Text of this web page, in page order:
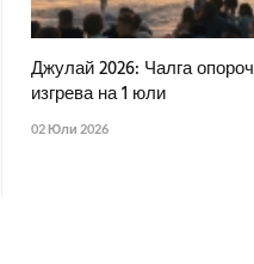
Джулай 2026: Чалга
изгрева на 1 юли
02 Юли 2026